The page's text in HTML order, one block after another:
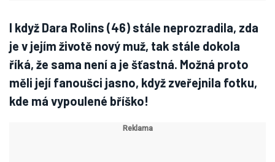
I když Dara Rolins (46) stále neprozradila, zda
je v jejím životě nový muž, tak stále dokola
říká, že sama není a je šťastná. Možná proto
měli její fanoušci jasno, když zveřejnila fotku,
kde má vypoulené bříško!